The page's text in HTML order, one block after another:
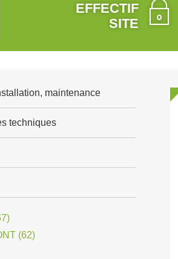
EFFECTIF
SITE
maintenance
techniques
(62)